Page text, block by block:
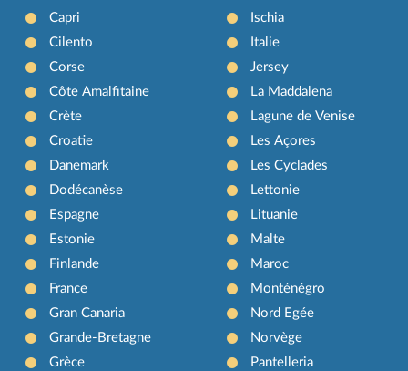
Capri
Cilento
Corse
Côte Amalfitaine
Crète
Croatie
Danemark
Dodécanèse
Espagne
Estonie
Finlande
France
Gran Canaria
Grande-Bretagne
Grèce
Ischia
Italie
Jersey
La Maddalena
Lagune de Venise
Les Açores
Les Cyclades
Lettonie
Lituanie
Malte
Maroc
Monténégro
Nord Egée
Norvège
Pantelleria